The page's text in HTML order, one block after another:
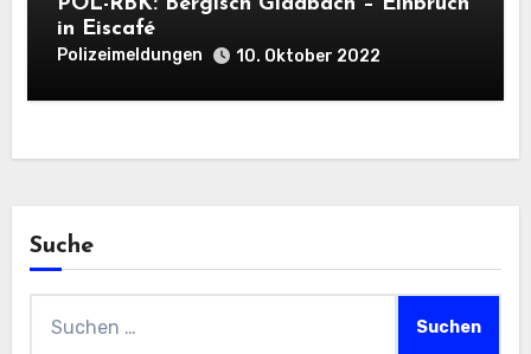
in Eiscafé
Polizeimeldungen 10. Oktober 2022
Suche
nach: